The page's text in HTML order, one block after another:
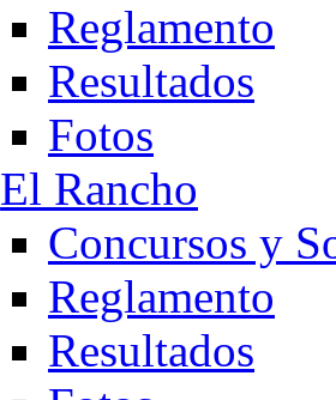
Reglamento
Resultados
Fotos
El Rancho
Concursos y
Reglamento
Resultados